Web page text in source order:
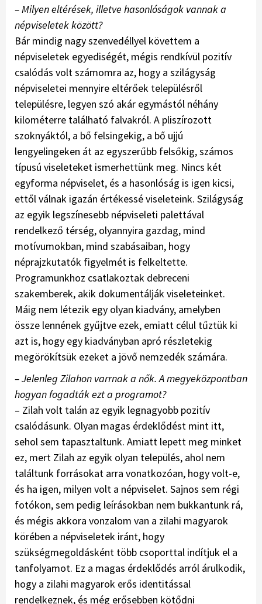
– Milyen eltérések, illetve hasonlóságok vannak a
népviseletek között?
Bár mindig nagy szenvedéllyel követtem a
népviseletek egyediségét, mégis rendkívül pozitív
csalódás volt számomra az, hogy a szilágyság
népviseletei mennyire eltérőek telepü­lésről
településre, legyen szó akár egymástól néhány
kilométerre található falvakról. A pliszírozott
szoknyáktól, a bő felsingekig, a bő ujjú
lengyelingeken át az egyszerűbb felsőkig, számos
típusú viseleteket ismerhettünk meg. Nincs két
egyforma népviselet, és a hasonlóság is igen kicsi,
ettől válnak igazán értékessé viseleteink. Szilágyság
az egyik legszínesebb népviseleti palettával
rendelkező térség, olyannyira gazdag, mind
motívumokban, mind szabásaiban, hogy
néprajzkutatók figyelmét is felkeltette.
Programunkhoz csatlakoztak debreceni
szakemberek, akik dokumentálják viseleteinket.
Máig nem létezik egy olyan kiadvány, amelyben
össze lennének gyűjtve ezek, emiatt célul tűztük ki
azt is, hogy egy kiadványban apró részletekig
megörökítsük ezeket a jövő nemzedék számára.
– Jelenleg Zilahon varrnak a nők. A megyeközpontban
hogyan fogadták ezt a programot?
– Zilah volt talán az egyik legna­gyobb pozitív
csalódásunk. Olyan magas érdeklődést mint itt,
sehol sem tapasztaltunk. Amiatt lepett meg minket
ez, mert Zilah az egyik olyan település, ahol nem
találtunk forrásokat arra vonatkozóan, hogy volt-e,
és ha igen, milyen volt a népviselet. Sajnos sem régi
fotókon, sem pedig leírásokban nem bukkantunk rá,
és mégis akkora vonzalom van a zilahi magyarok
körében a népviseletek iránt, hogy
szükségmegoldásként több csoporttal indítjuk el a
tanfolyamot. Ez a magas érdeklődés arról árulkodik,
hogy a zilahi magyarok erős identitással
rendelkeznek, és még erősebben kötődni